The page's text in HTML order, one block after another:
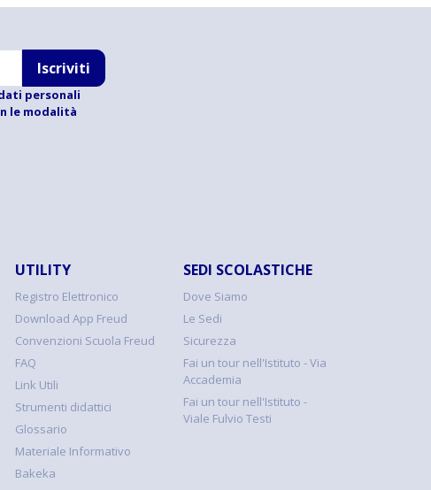
Iscriviti
personali
le modalità
UTILITY
Registro Elettronico
Download App Freud
Convenzioni Scuola Freud
FAQ
Link Utili
Strumenti didattici
Glossario
Materiale Informativo
Bakeka
SEDI SCOLASTICHE
Dove Siamo
Le Sedi
Sicurezza
Fai un tour nell'Istituto - Via
Accademia
Fai un tour nell'Istituto -
Viale Fulvio Testi